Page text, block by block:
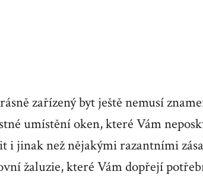
zařízený byt ještě nemusí
umístění oken, které Vám
i jinak než nějakými razantními
žaluzie, které Vám dopřejí